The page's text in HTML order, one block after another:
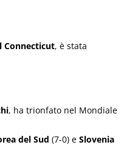
Connecticut, è stata
, ha trionfato nel Mondiale
del Sud (7-0) e Slovenia